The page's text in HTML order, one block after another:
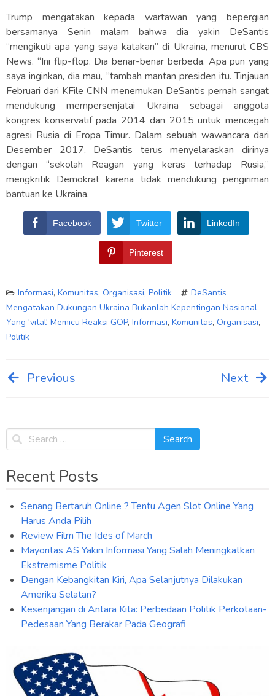
Trump mengatakan kepada wartawan yang bepergian
bersamanya Senin malam bahwa dia yakin DeSantis
“mengikuti apa yang saya katakan” di Ukraina, menurut CBS
News. “Ini flip-flop. Dia benar-benar berbeda. Apa pun yang
saya inginkan, dia mau, ”tambah mantan presiden itu. Tinjauan
Februari dari KFile CNN menemukan DeSantis pernah sangat
mendukung mempersenjatai Ukraina sebagai anggota
kongres konservatif pada 2014 dan 2015 untuk mencegah
agresi Rusia di Eropa Timur. Dalam sebuah wawancara dari
Desember 2017, DeSantis terus menyelaraskan dirinya
dengan “sekolah Reagan yang keras terhadap Rusia,”
mengkritik Demokrat karena tidak mendukung pengiriman
bantuan ke Ukraina.
Facebook Twitter LinkedIn
Pinterest
Informasi, Komunitas, Organisasi, Politik
DeSantis
Mengatakan Dukungan Ukraina Bukanlah Kepentingan Nasional
Yang 'vital' Memicu Reaksi GOP, Informasi, Komunitas, Organisasi,
Politik
Post
navigation
Previous Next
Recent Posts
Senang Bertaruh Online ? Tentu Agen Slot Online Yang
Harus Anda Pilih
Review Film The Ides of March
Mayoritas AS Yakin Informasi Yang Salah Meningkatkan
Ekstremisme Politik
Dengan Kebangkitan Kiri, Apa Selanjutnya Dilakukan
Amerika Selatan?
Kesenjangan di Antara Kita: Perbedaan Politik Perkotaan-
Pedesaan Yang Berakar Pada Geografi